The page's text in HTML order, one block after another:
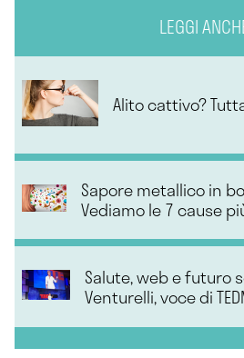
LEGGI
Alito cattivo?
Sapore metallico in
Vediamo le 7 cause
Salute, web e futuro
Venturelli, voce di